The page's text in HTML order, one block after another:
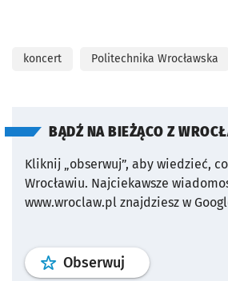
koncert Politechnika Wrocławska
BĄDŹ NA BIEŻĄCO Z
Kliknij „obserwuj”, aby wiedzieć,
Wrocławiu. Najciekawsze
www.wroclaw.pl znajdziesz w
Obserwuj profil